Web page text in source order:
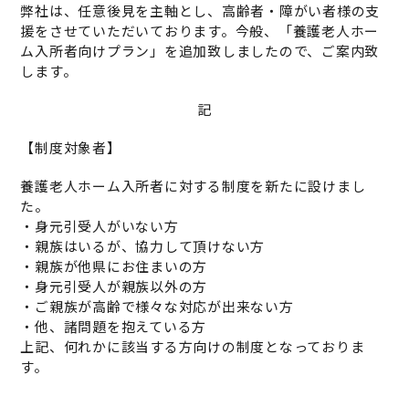
弊社は、任意後見を主軸とし、高齢者・障がい者様の支
援をさせていただいております。今般、「養護老人ホー
ム入所者向けプラン」を追加致しましたので、ご案内致
します。
記
【制度対象者】
養護老人ホーム入所者に対する制度を新たに設けまし
た。
・身元引受人がいない方
・親族はいるが、協力して頂けない方
・親族が他県にお住まいの方
・身元引受人が親族以外の方
・ご親族が高齢で様々な対応が出来ない方
・他、諸問題を抱えている方
上記、何れかに該当する方向けの制度となっておりま
す。